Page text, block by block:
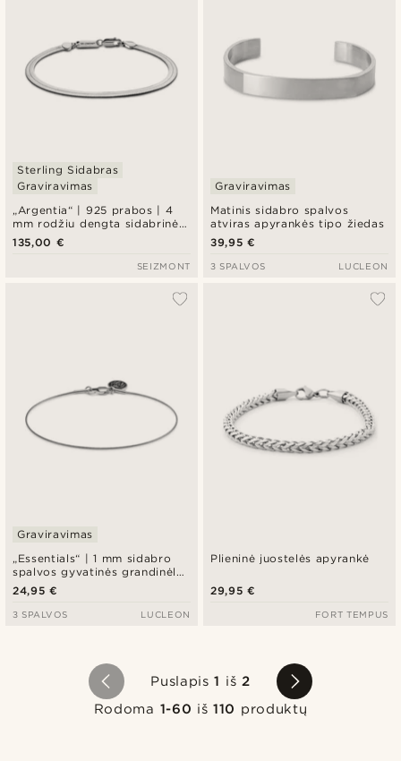
„Argentia“ | 925 prabos | 4
mm rodžiu dengta sidabrinė
„Herringbone“ apyrankė
Sterling Sidabras
Graviravimas
135,00 €
SEIZMONT
Matinis sidabro spalvos
atviras apyrankės tipo žiedas
Graviravimas
39,95 €
3 SPALVOS LUCLEON
„Essentials“ | 1 mm sidabro
spalvos gyvatinės grandinėlės
apyrankė
Graviravimas
24,95 €
3 SPALVOS LUCLEON
Plieninė juostelės apyrankė
29,95 €
FORT TEMPUS
Puslapis1 iš2
Rodoma 1-60 iš110 produktų